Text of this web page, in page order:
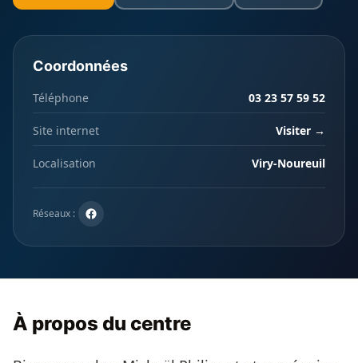
Coordonnées
Téléphone 03 23 57 59 52
Site internet Visiter →
Localisation Viry-Noureuil
Réseaux :
À propos du centre